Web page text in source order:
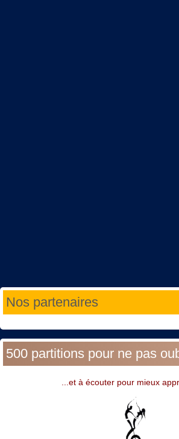
Nos partenaires
500 partitions pour ne pas
...et à écouter pour mieux
Année
précédente
Mois
précédent
Année
suivante
Mois
suivant